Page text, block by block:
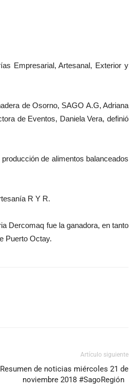
Empresarial, Artesanal, Exterior y
de Osorno, SAGO A.G, Adriana
de Eventos, Daniela Vera, definió
de alimentos balanceados
R Y R.
Dercomaq fue la ganadora, en tanto
Puerto Octay.
Artículo siguiente
Resumen de noticias miércoles 21 de
noviembre 2018 #SagoRegión